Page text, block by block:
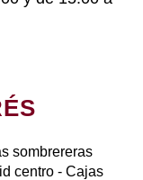
sombrereras
centro - Cajas